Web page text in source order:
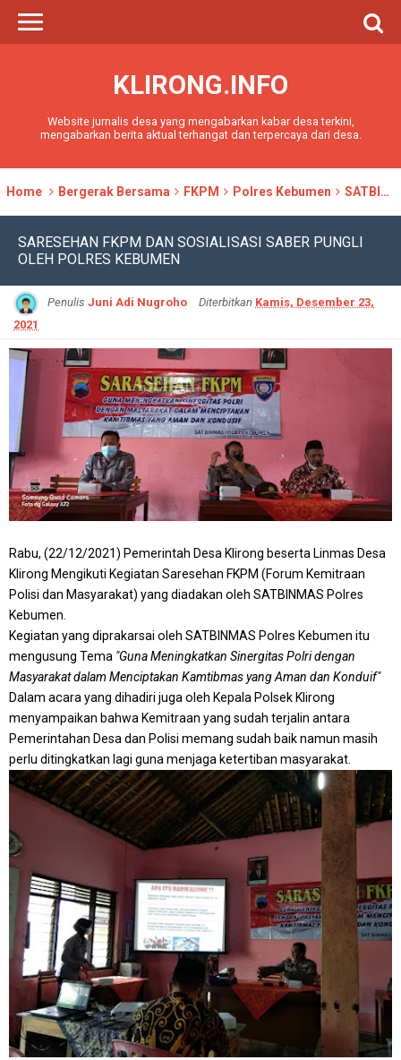
KLIRONG.INFO
Website jurnalis desa yang mengabarkan kabar desa terkini,
mengabarkan berita aktual terhangat dan terpercaya dari desa.
Home Bergerak Bersama FKPM Polres Kebumen SATBINMAS
SARESEHAN FKPM DAN SOSIALISASI SABER PUNGLI
OLEH POLRES KEBUMEN
Penulis Juni Adi Nugroho Diterbitkan Kamis, Desember 23,
2021
Rabu, (22/12/2021) Pemerintah Desa Klirong beserta Linmas Desa
Klirong Mengikuti Kegiatan Saresehan FKPM (Forum Kemitraan
Polisi dan Masyarakat) yang diadakan oleh SATBINMAS Polres
Kebumen.
Kegiatan yang diprakarsai oleh SATBINMAS Polres Kebumen itu
mengusung Tema "Guna Meningkatkan Sinergitas Polri dengan
Masyarakat dalam Menciptakan Kamtibmas yang Aman dan Konduif"
Dalam acara yang dihadiri juga oleh Kepala Polsek Klirong
menyampaikan bahwa Kemitraan yang sudah terjalin antara
Pemerintahan Desa dan Polisi memang sudah baik namun masih
perlu ditingkatkan lagi guna menjaga ketertiban masyarakat.